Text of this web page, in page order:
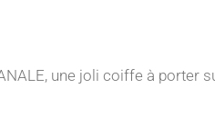
une joli coiffe à porter